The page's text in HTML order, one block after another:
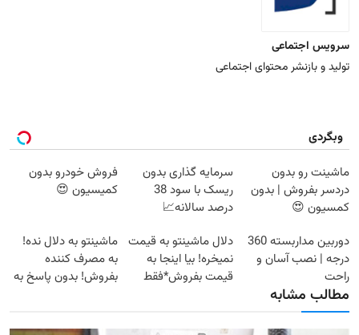
سرویس اجتماعی
تولید و بازنشر محتوای اجتماعی
وبگردی
ماشینت رو بدون
دردسر بفروش | بدون
کمسیون 😍
سرمایه گذاری بدون
ریسک با سود 38
درصد سالانه📈
فروش خودرو بدون
کمیسیون 😍
دوربین مداربسته 360
درجه | نصب آسان و
راحت
دلال ماشینتو به قیمت
نمیخره! بیا اینجا به
قیمت بفروش*فقط
ماشینتو به دلال نده!
به مصرف کننده
بفروش! بدون پاسخ به
مطالب مشابه